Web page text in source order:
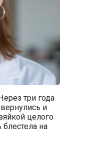
три года
и
целого
на